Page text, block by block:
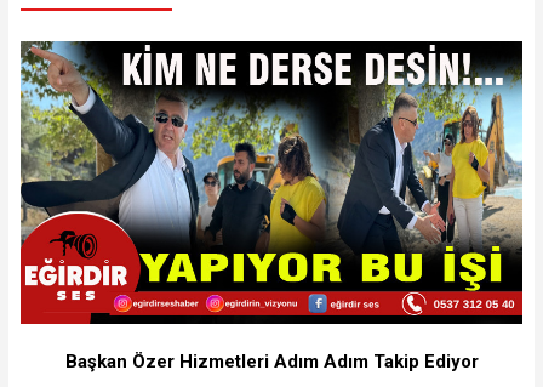
Başkan Özer Hizmetleri Adım Adım Takip Ediyor